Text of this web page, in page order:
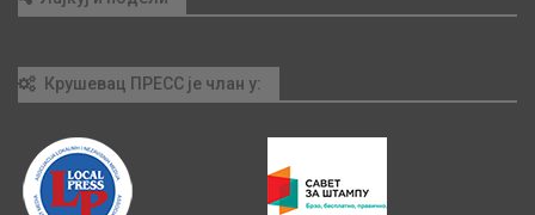
Крушевац ПРЕСС је члан у: